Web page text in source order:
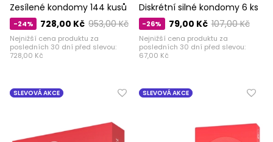
Zesílené kondomy 144 kusů
-24% 953,00 Kč
728,00 Kč
Nejnižší cena produktu za
posledních 30 dní před slevou:
728,00 Kč
Diskrétní silné kondomy 6 ks
-26% 107,00 Kč
79,00 Kč
Nejnižší cena produktu za
posledních 30 dní před slevou:
67,00 Kč
SLEVOVÁ AKCE SLEVOVÁ AKCE